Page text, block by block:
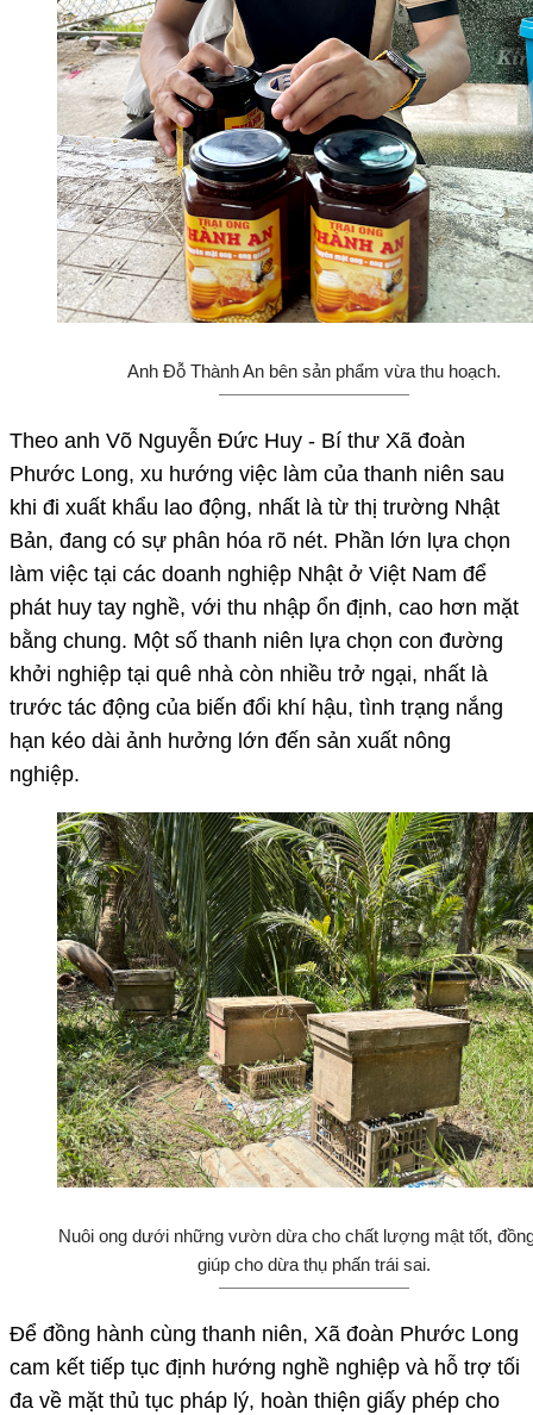
Anh Đỗ Thành An bên sản phẩm vừa thu hoạch.
Theo anh Võ Nguyễn Đức Huy - Bí thư Xã đoàn
Phước Long, xu hướng việc làm của thanh niên sau
khi đi xuất khẩu lao động, nhất là từ thị trường Nhật
Bản, đang có sự phân hóa rõ nét. Phần lớn lựa chọn
làm việc tại các doanh nghiệp Nhật ở Việt Nam để
phát huy tay nghề, với thu nhập ổn định, cao hơn mặt
bằng chung. Một số thanh niên lựa chọn con đường
khởi nghiệp tại quê nhà còn nhiều trở ngại, nhất là
trước tác động của biến đổi khí hậu, tình trạng nắng
hạn kéo dài ảnh hưởng lớn đến sản xuất nông
nghiệp.
Nuôi ong dưới những vườn dừa cho chất lượng mật tốt,
giúp cho dừa thụ phấn trái sai.
Để đồng hành cùng thanh niên, Xã đoàn Phước Long
cam kết tiếp tục định hướng nghề nghiệp và hỗ trợ tối
đa về mặt thủ tục pháp lý, hoàn thiện giấy phép cho